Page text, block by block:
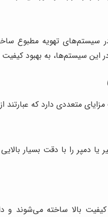
سیستم‌های تهویه مطبوع
این سیستم‌ها، به بهبود
متعددی دارد که عبارتند
یا دمپر را با دقت بسیار
کیفیت بالا ساخته می‌شوند